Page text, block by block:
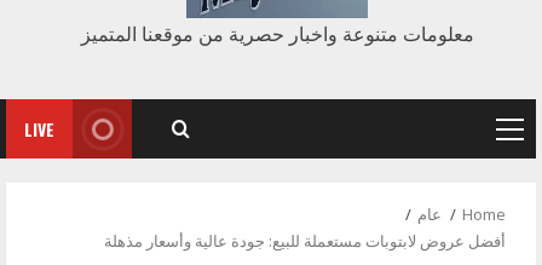
معلومات متنوعة واخبار حصرية من موقعنا المتميز
Primary
LIVE
Home
عام
أفضل عروض لابتوبات مستعملة للبيع: جودة عالية وأسعار مذهلة